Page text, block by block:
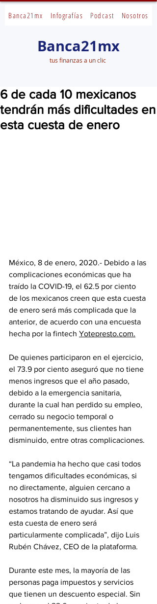
Banca21mx Infografías Podcast Nosotros
Banca21mx
tus finanzas a un clic
6 de cada 10 mexicanos
tendrán más dificultades en
esta cuesta de enero
México, 8 de enero, 2020.- Debido a las
complicaciones económicas que ha
traído la COVID-19, el 62.5 por ciento
de los mexicanos creen que esta cuesta
de enero será más complicada que la
anterior, de acuerdo con una encuesta
hecha por la fintech Yotepresto.com.
De quienes participaron en el ejercicio,
el 73.9 por ciento aseguró que no tiene
menos ingresos que el año pasado,
debido a la emergencia sanitaria,
durante la cual han perdido su empleo,
cerrado su negocio temporal o
permanentemente, sus clientes han
disminuido, entre otras complicaciones.
“La pandemia ha hecho que casi todos
tengamos dificultades económicas, si
no directamente, alguien cercano a
nosotros ha disminuido sus ingresos y
estamos tratando de ayudar. Así que
esta cuesta de enero será
particularmente complicada”, dijo Luis
Rubén Chávez, CEO de la plataforma.
Durante este mes, la mayoría de las
personas paga impuestos y servicios
que tienen un descuento especial. Sin